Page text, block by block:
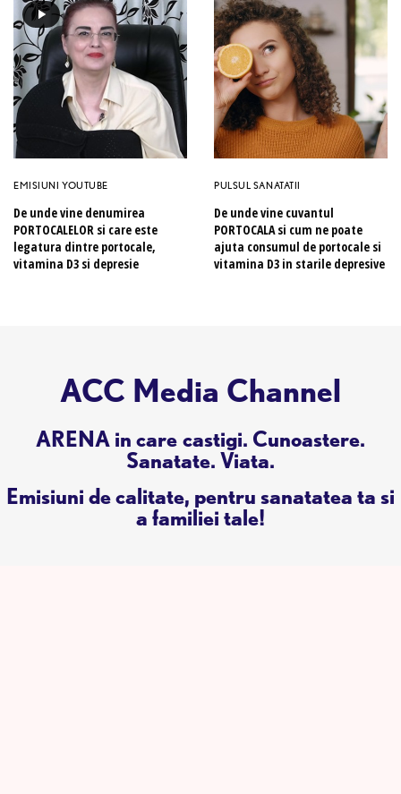
EMISIUNI YOUTUBE
De unde vine denumirea
PORTOCALELOR si care este
legatura dintre portocale,
vitamina D3 si depresie
PULSUL SANATATII
De unde vine cuvantul
PORTOCALA si cum ne poate
ajuta consumul de portocale si
vitamina D3 in starile depresive
ACC Media Channel
ARENA in care castigi. Cunoastere.
Sanatate. Viata.
Emisiuni de calitate, pentru sanatatea ta si
a familiei tale!